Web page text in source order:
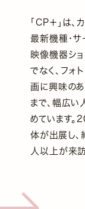
「CP＋」は
最新機種・サ
映像機器シ
でなく、フォ
画に興味の
まで、幅広い
めています。
体が出展し
人以上が来訪